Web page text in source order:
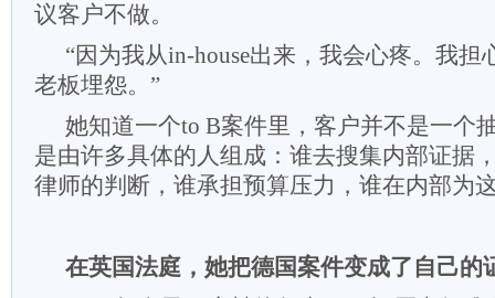
议客户不做。
“因为我从in-house出来，我会心疼。我担
老板埋怨。”
她知道一个to B案件里，客户并不是一个
是由许多具体的人组成：谁去搜集内部证据
律师的判断，谁承担预算压力，谁在内部为
在英国法庭， 她把德国案件变成了自己的